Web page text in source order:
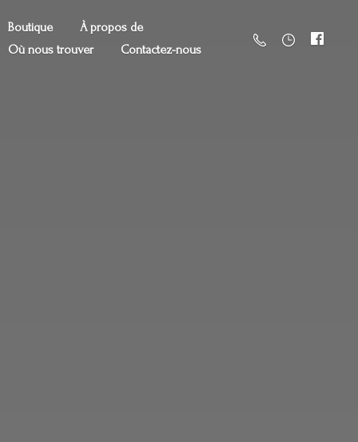
Boutique
À propos de
Où nous trouver
Contactez-nous